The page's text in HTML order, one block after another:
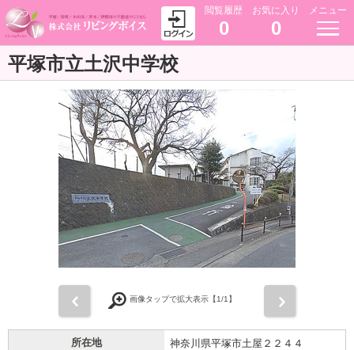
閲覧履歴
0
お気に入り
0
メニュー
平塚市立土沢中学校
画像タップで拡大表示【1/1】
所在地 神奈川県平塚市土屋２２４４